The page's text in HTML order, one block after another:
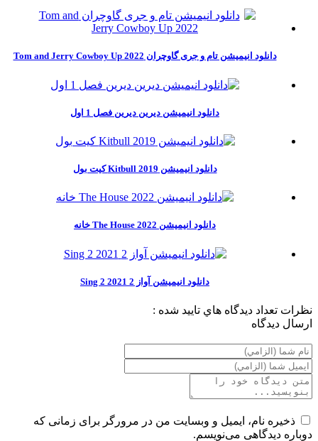
دانلود انیمیشن تام و جری گاوچران Tom and Jerry Cowboy Up 2022
دانلود انیمیشن دیرین دیرین فصل 1 اول
دانلود انیمیشن Kitbull 2019 کیت بول
دانلود انیمیشن The House 2022 خانه
دانلود انیمیشن آواز 2 Sing 2 2021
نظرات تعداد ديدگاه هاي تاييد شده :
ارسال ديدگاه
ذخیره نام، ایمیل و وبسایت من در مرورگر برای زمانی که
دوباره دیدگاهی می‌نویسم.